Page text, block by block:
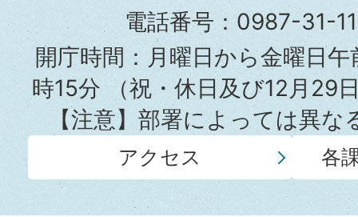
役
所
電話番号：0987-31-
開庁時間：月曜日から金曜日
時15分（祝・休日及び12月29
【注意】部署によっては異
アクセス 各